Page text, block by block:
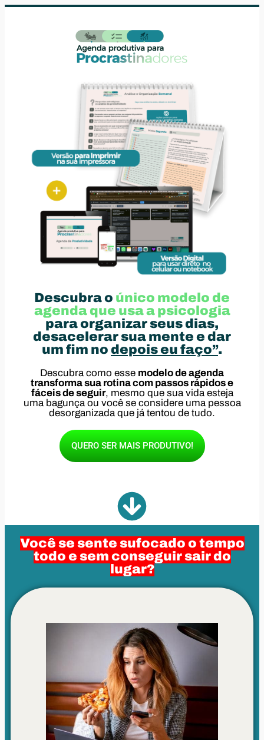
Descubra o único modelo de
agenda que usa a psicologia
para organizar seus dias,
desacelerar sua mente e dar
um fim no depois eu faço”.
Descubra como esse modelo de agenda
transforma sua rotina com passos rápidos e
fáceis de seguir, mesmo que sua vida esteja
uma bagunça ou você se considere uma pessoa
desorganizada que já tentou de tudo.
QUERO SER MAIS PRODUTIVO!
Você se sente sufocado o tempo
todo e sem conseguir sair do
lugar?